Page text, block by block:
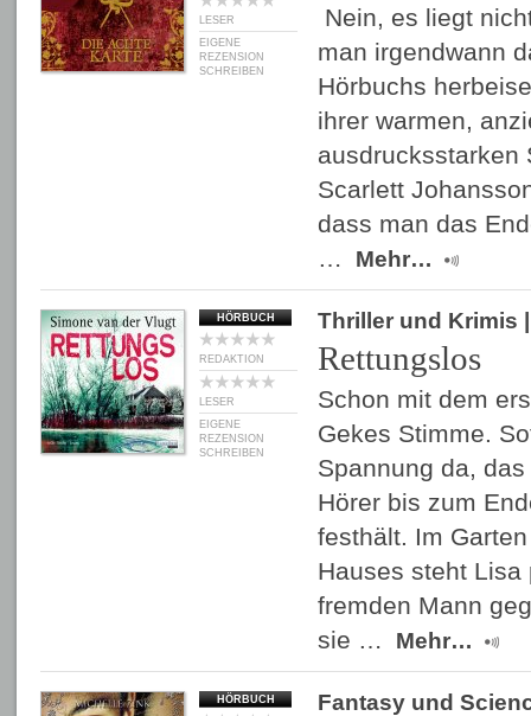
LESER
EIGENE
REZENSION
SCHREIBEN
Nein, es liegt
man irgendwann
Hörbuchs
ihrer warmen,
ausdrucksstarken
Scarlett
dass man das
…
Mehr…
HÖRBUCH
REDAKTION
LESER
EIGENE
REZENSION
SCHREIBEN
Thriller und Krimis
Rettungslos
Schon mit dem
Gekes Stimme.
Spannung da,
Hörer bis zum
festhält. Im
Hauses steht
fremden Mann
sie …
Mehr…
HÖRBUCH
Fantasy und